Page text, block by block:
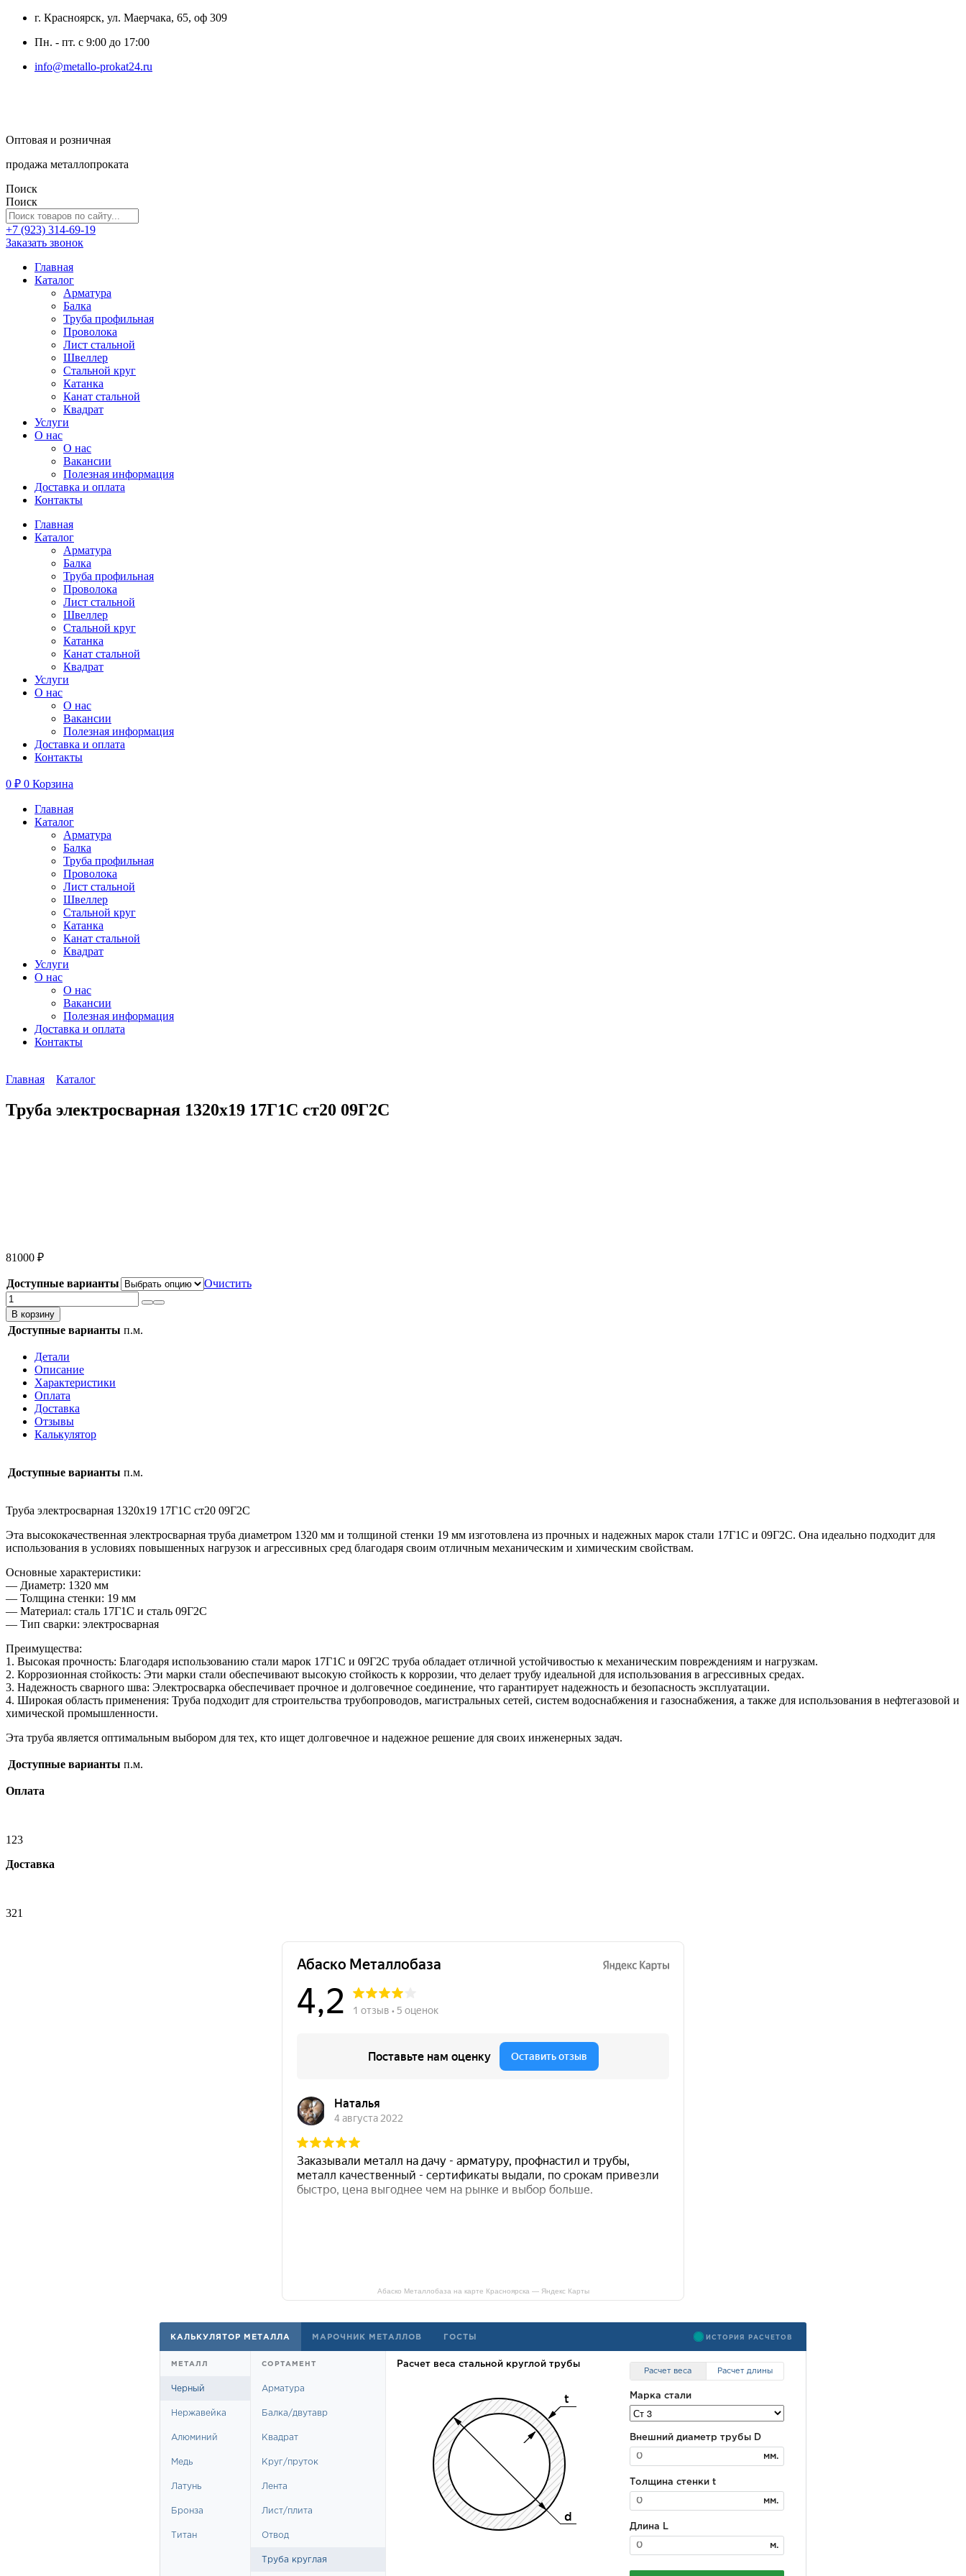
г. Красноярск, ул. Маерчака, 65, оф 309
Пн. - пт. с 9:00 до 17:00
info@metallo-prokat24.ru
Оптовая и розничная
продажа металлопроката
Поиск
Поиск
+7 (923) 314-69-19
Заказать звонок
Главная
Каталог
Арматура
Балка
Труба профильная
Проволока
Лист стальной
Швеллер
Стальной круг
Катанка
Канат стальной
Квадрат
Услуги
О нас
О нас
Вакансии
Полезная информация
Доставка и оплата
Контакты
Главная
Каталог
Арматура
Балка
Труба профильная
Проволока
Лист стальной
Швеллер
Стальной круг
Катанка
Канат стальной
Квадрат
Услуги
О нас
О нас
Вакансии
Полезная информация
Доставка и оплата
Контакты
0 ₽ 0 Корзина
Главная
Каталог
Арматура
Балка
Труба профильная
Проволока
Лист стальной
Швеллер
Стальной круг
Катанка
Канат стальной
Квадрат
Услуги
О нас
О нас
Вакансии
Полезная информация
Доставка и оплата
Контакты
Главная Каталог
Труба электросварная 1320х19 17Г1С ст20 09Г2С
81000 ₽
Доступные варианты
Очистить
Количество
товара
Труба
электросварная
17Г1С
ст20
09Г2С
В корзину
Доступные варианты п.м.
Детали
Описание
Характеристики
Оплата
Доставка
Отзывы
Калькулятор
Доступные варианты п.м.
Труба электросварная 1320х19 17Г1С ст20 09Г2С
Эта высококачественная электросварная труба диаметром 1320 мм и толщиной стенки 19 мм изготовлена из прочных и надежных марок стали 17Г1С и 09Г2С. Она идеально подходит для
использования в условиях повышенных нагрузок и агрессивных сред благодаря своим отличным механическим и химическим свойствам.
Основные характеристики:
— Диаметр: 1320 мм
— Толщина стенки: 19 мм
— Материал: сталь 17Г1С и сталь 09Г2С
— Тип сварки: электросварная
Преимущества:
1. Высокая прочность: Благодаря использованию стали марок 17Г1С и 09Г2С труба обладает отличной устойчивостью к механическим повреждениям и нагрузкам.
2. Коррозионная стойкость: Эти марки стали обеспечивают высокую стойкость к коррозии, что делает трубу идеальной для использования в агрессивных средах.
3. Надежность сварного шва: Электросварка обеспечивает прочное и долговечное соединение, что гарантирует надежность и безопасность эксплуатации.
4. Широкая область применения: Труба подходит для строительства трубопроводов, магистральных сетей, систем водоснабжения и газоснабжения, а также для использования в нефтегазовой и
химической промышленности.
Эта труба является оптимальным выбором для тех, кто ищет долговечное и надежное решение для своих инженерных задач.
Доступные варианты п.м.
Оплата
123
Доставка
321
Абаско Металлобаза на карте Красноярска — Яндекс Карты